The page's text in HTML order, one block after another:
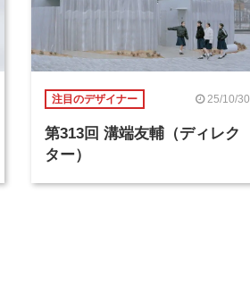
注目のデザイナー 25/10/30
第313回 溝端友輔（ディレク
ター）